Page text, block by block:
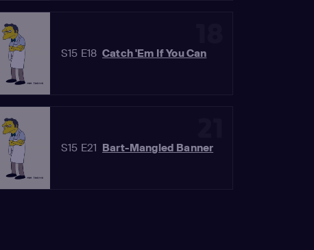
S15 E18 Catch 'Em If You Can
S15 E21 Bart-Mangled Banner